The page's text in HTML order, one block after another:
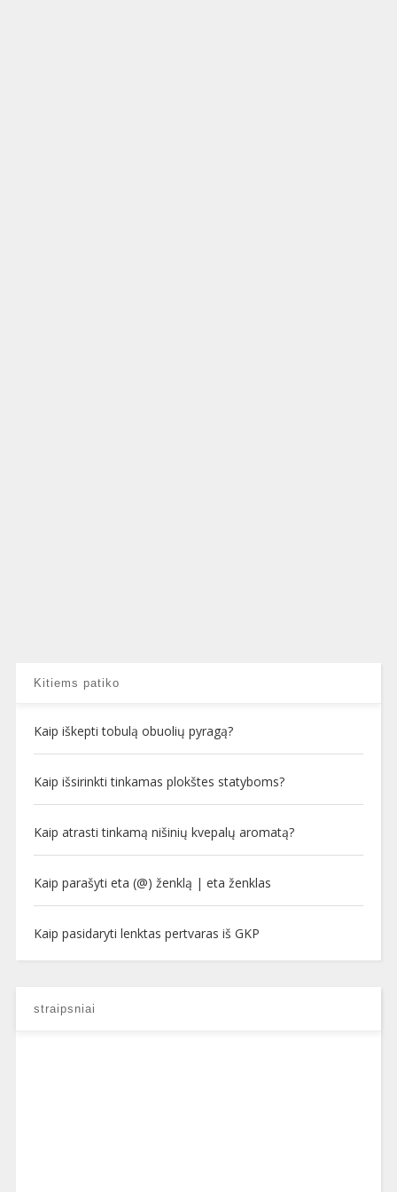
Kitiems patiko
Kaip iškepti tobulą obuolių pyragą?
Kaip išsirinkti tinkamas plokštes statyboms?
Kaip atrasti tinkamą nišinių kvepalų aromatą?
Kaip parašyti eta (@) ženklą | eta ženklas
Kaip pasidaryti lenktas pertvaras iš GKP
straipsniai